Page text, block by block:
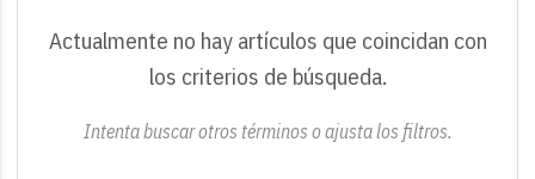
Actualmente no hay artículos que coincidan con
los criterios de búsqueda.
Intenta buscar otros términos o ajusta los filtros.